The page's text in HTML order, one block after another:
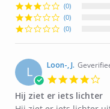
(0)
(0)
(0)
L Loon-, J.
Hij ziet er iets lichter